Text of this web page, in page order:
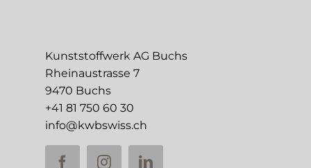
Kunststoffwerk AG Buchs
Rheinaustrasse 7
9470 Buchs
+41 81 750 60 30
info@kwbswiss.ch